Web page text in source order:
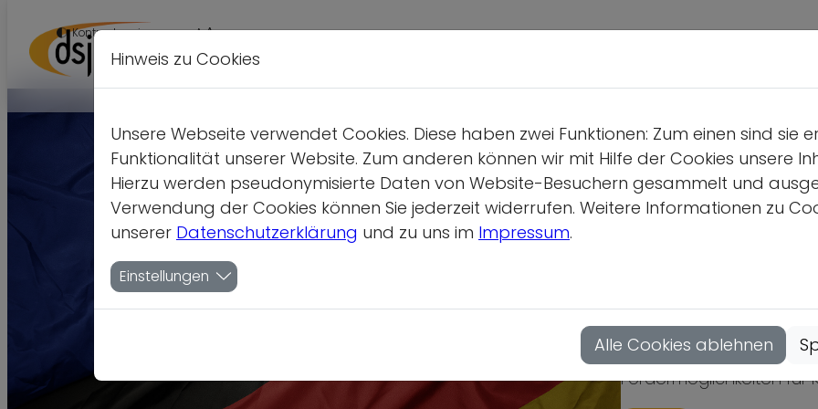
Kontrastversion A A A
Deutsch-
Fördermöglichkeiten für
Hinweis zu Cookies
Unsere Webseite verwendet Cookies. Diese haben zwei Funktionen: Zum einen sind
Funktionalität unserer Website. Zum anderen können wir mit Hilfe der Cookies unsere
Hierzu werden pseudonymisierte Daten von Website-Besuchern gesammelt und
Verwendung der Cookies können Sie jederzeit widerrufen. Weitere Informationen zu
unserer Datenschutzerklärung und zu uns im Impressum.
Einstellungen
Alle Cookies ablehnen